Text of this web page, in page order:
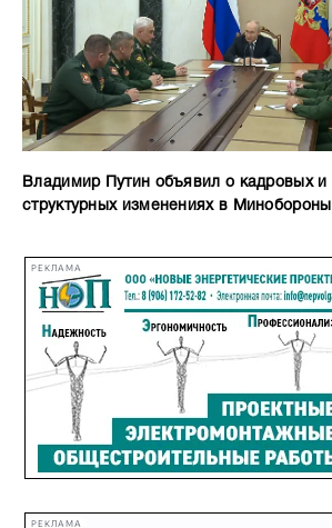
Владимир Путин объявил о кадровых и
структурных изменениях в Минобороны
РЕКЛАМА
РЕКЛАМА